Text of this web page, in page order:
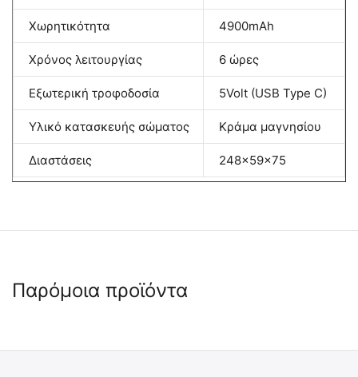
Χωρητικότητα 4900mAh
Χρόνος λειτουργίας 6 ώρες
Εξωτερική τροφοδοσία 5Volt (USB Type C)
Υλικό κατασκευής σώματος Κράμα μαγνησίου
Διαστάσεις 248x59x75
Παρόμοια προϊόντα